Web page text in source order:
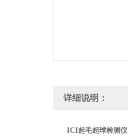
详细说明：
ICI起毛起球检测仪